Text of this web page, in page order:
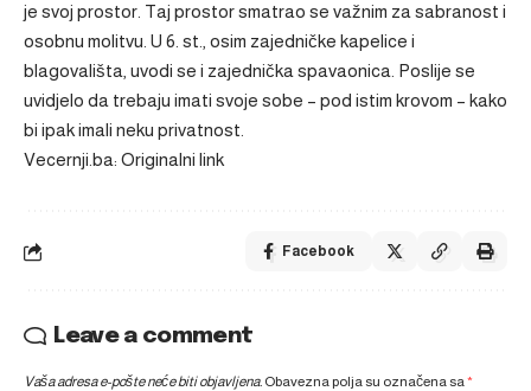
je svoj prostor. Taj prostor smatrao se važnim za sabranost i
osobnu molitvu. U 6. st., osim zajedničke kapelice i
blagovališta, uvodi se i zajednička spavaonica. Poslije se
uvidjelo da trebaju imati svoje sobe – pod istim krovom – kako
bi ipak imali neku privatnost.
Vecernji.ba: Originalni link
Facebook
Leave a comment
Vaša adresa e-pošte neće biti objavljena. Obavezna polja su označena sa*